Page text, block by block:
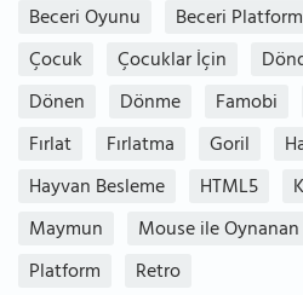
Beceri Oyunu
Beceri Platform
Çocuk
Çocuklar İçin
Dönen
Dönme Famobi
Fırlat
Fırlatma Goril
Hayvan Besleme
HTML5
Maymun
Mouse ile Oynanan
Platform
Retro